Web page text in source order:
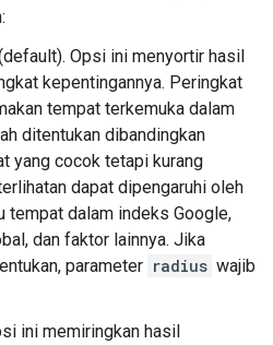
Opsi ini menyortir hasil
kepentingannya. Peringkat
tempat terkemuka dalam
ditentukan dibandingkan
yang cocok tetapi kurang
dapat dipengaruhi oleh
tempat dalam indeks Google,
dan faktor lainnya. Jika
parameter radius wajib
ini memiringkan hasil